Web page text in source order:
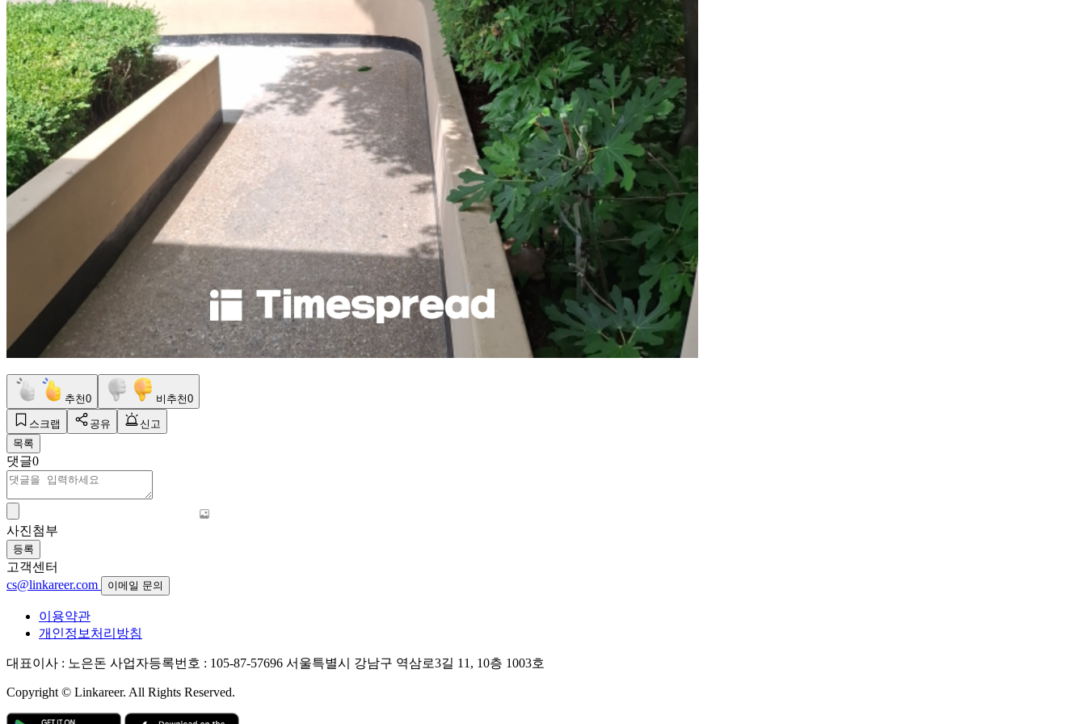
추천0 비추천0
스크랩 공유
신고
목록
댓글0
사진첨부
등록
고객센터
cs@linkareer.com
이메일 문의
이용약관
개인정보처리방침
대표이사 : 노은돈 사업자등록번호 : 105-87-57696 서울특별시 강남구 역삼로3길 11, 10층 1003호
Copyright © Linkareer. All Rights Reserved.